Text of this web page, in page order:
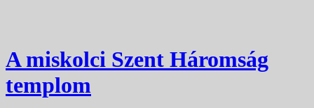
A miskolci Szent Háromság
templom